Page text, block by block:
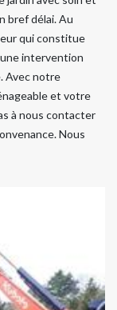
bref délai. Au
qui constitue
intervention
Avec notre
et votre
à nous contacter
Nous